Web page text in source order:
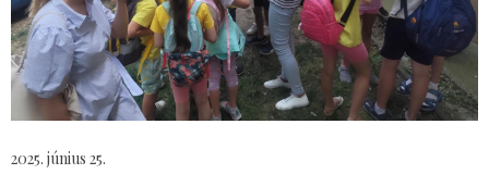
2025. június 25.